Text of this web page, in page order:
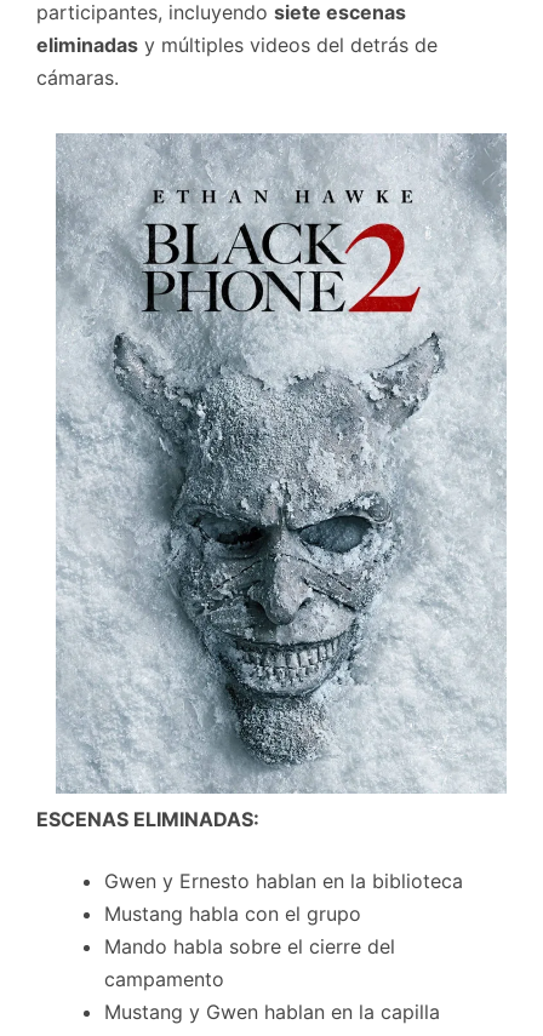
participantes, incluyendo siete escenas
eliminadas y múltiples videos del detrás de
cámaras.
ESCENAS ELIMINADAS:
Gwen y Ernesto hablan en la biblioteca
Mustang habla con el grupo
Mando habla sobre el cierre del
campamento
Mustang y Gwen hablan en la capilla